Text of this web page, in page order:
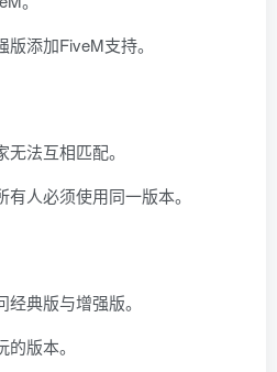
添加FiveM支持。
法互相匹配。
人必须使用同一版本。
典版与增强版。
版本。